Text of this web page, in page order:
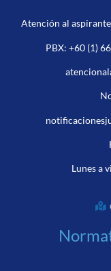
Atención al
PBX: +60 (1)
Lunes a